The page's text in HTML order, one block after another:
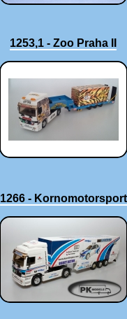
1253,1 - Zoo Praha II
1266 - Kornomotorsport